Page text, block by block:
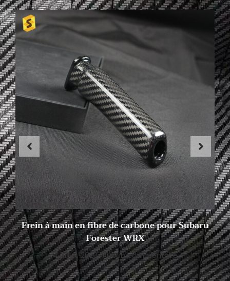
Frein à main en fibre de carbone pour Subaru
Forester WRX
4 juillet 2023 Aucun commentaire